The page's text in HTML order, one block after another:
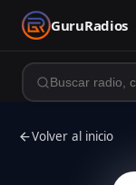
GuruRadios
Volver al inicio